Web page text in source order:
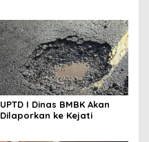
UPTD I Dinas BMBK Akan
Dilaporkan ke Kejati